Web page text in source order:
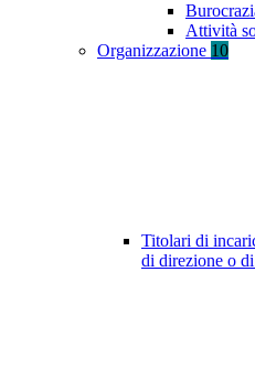
Attività
Organizzazione 10
Titolari di
di direzione o